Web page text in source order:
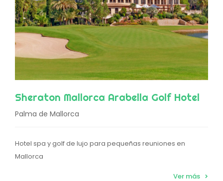
Sheraton Mallorca Arabella Golf Hotel
Palma de Mallorca
Hotel spa y golf de lujo para pequeñas reuniones en
Mallorca
Ver más